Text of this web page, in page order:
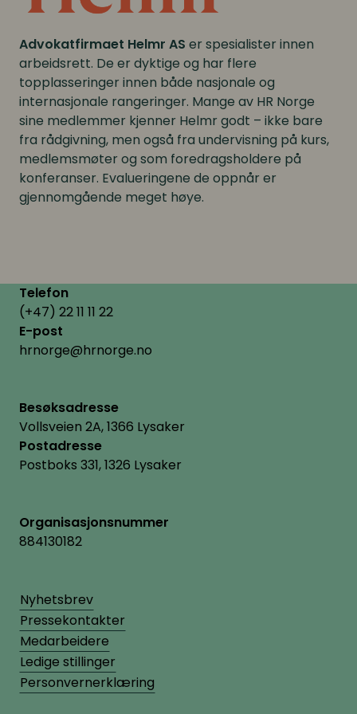
Advokatfirmaet Helmr AS er spesialister innen
arbeidsrett. De er dyktige og har flere
topplasseringer innen både nasjonale og
internasjonale rangeringer. Mange av HR Norge
sine medlemmer kjenner Helmr godt – ikke bare
fra rådgivning, men også fra undervisning på kurs,
medlemsmøter og som foredragsholdere på
konferanser. Evalueringene de oppnår er
gjennomgående meget høye.
Telefon
(+47) 22 11 11 22
E-post
hrnorge@hrnorge.no
Besøksadresse
Vollsveien 2A, 1366 Lysaker
Postadresse
Postboks 331, 1326 Lysaker
Organisasjonsnummer
884130182
Nyhetsbrev
Pressekontakter
Medarbeidere
Ledige stillinger
Personvernerklæring